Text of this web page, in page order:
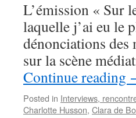
L’émission « Sur
laquelle j’ai eu le
dénonciations
sur la scène
Continue reading
Posted in Interviews,
Charlotte Husson, Clara de